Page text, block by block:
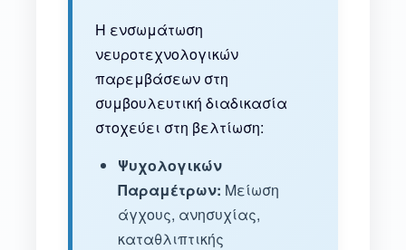
Η ενσωμάτωση
νευροτεχνολογικών
παρεμβάσεων στη
συμβουλευτική διαδικασία
στοχεύει στη βελτίωση:
Ψυχολογικών
Παραμέτρων: Μείωση
άγχους, ανησυχίας,
καταθλιπτικής